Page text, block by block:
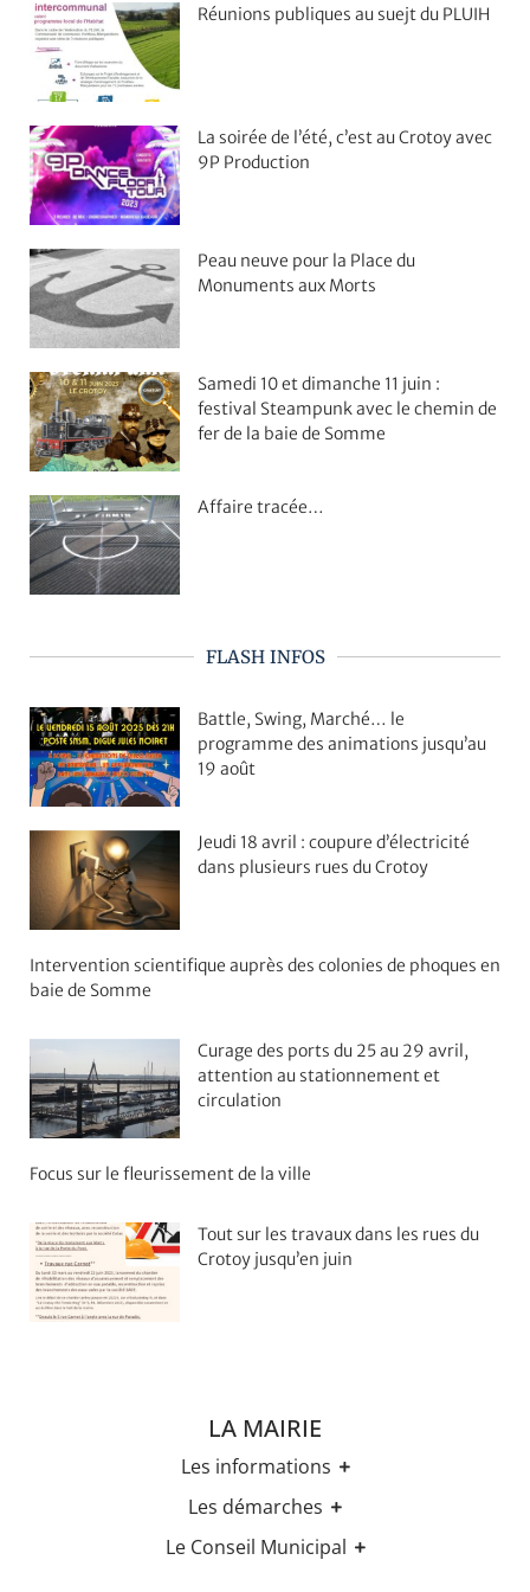
Réunions publiques au suejt du PLUIH
La soirée de l’été, c’est au Crotoy avec
9P Production
Peau neuve pour la Place du
Monuments aux Morts
Samedi 10 et dimanche 11 juin :
festival Steampunk avec le chemin de
fer de la baie de Somme
Affaire tracée…
FLASH INFOS
Battle, Swing, Marché… le
programme des animations jusqu’au
19 août
Jeudi 18 avril : coupure d’électricité
dans plusieurs rues du Crotoy
Intervention scientifique auprès des colonies de phoques en
baie de Somme
Curage des ports du 25 au 29 avril,
attention au stationnement et
circulation
Focus sur le fleurissement de la ville
Tout sur les travaux dans les rues du
Crotoy jusqu’en juin
LA MAIRIE
Les informations
Les horaires
Les élections
Les démarches
Etat-civil
Recensement militaire
Le Conseil Municipal